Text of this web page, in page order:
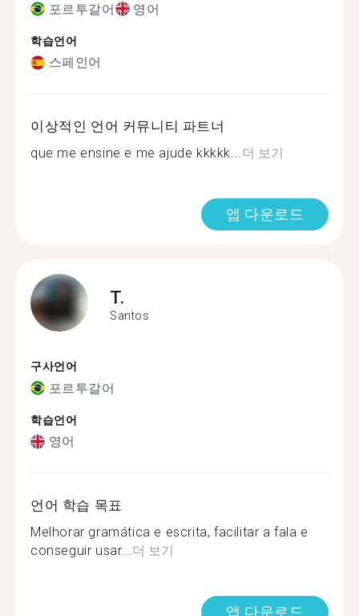
포르투갈어 영어
학습언어
스페인어
이상적인 언어 커뮤니티 파트너
que me ensine e me ajude kkkkk...더 보기
앱 다운로드
T.
Santos
구사언어
포르투갈어
학습언어
영어
언어 학습 목표
Melhorar gramática e escrita, facilitar a fala e
conseguir usar...더 보기
앱 다운로드